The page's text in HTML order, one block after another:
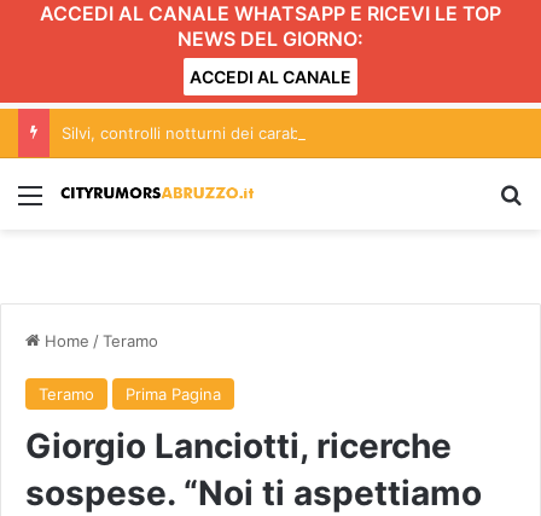
ACCEDI AL CANALE WHATSAPP E RICEVI LE TOP
NEWS DEL GIORNO:
ACCEDI AL CANALE
Menu
Home /Teramo
Teramo Prima Pagina
Giorgio Lanciotti, ricerche
sospese. “Noi ti aspettiamo